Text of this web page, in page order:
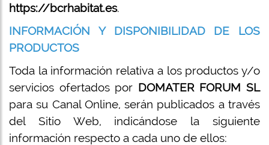
https://bcrhabitat.es.
INFORMACIÓN Y DISPONIBILIDAD DE LOS
PRODUCTOS
Toda la información relativa a los productos y/o
servicios ofertados por DOMATER FORUM SL
para su Canal Online, serán publicados a través
del Sitio Web, indicándose la siguiente
información respecto a cada uno de ellos: